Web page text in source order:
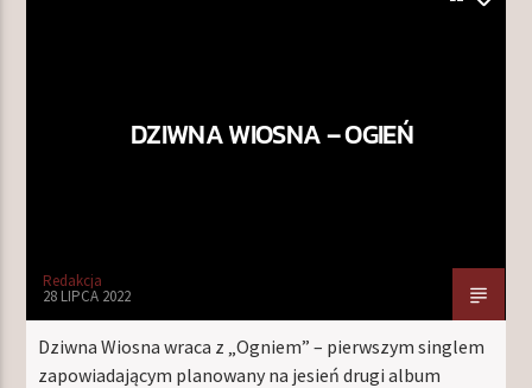
DZIWNA WIOSNA – OGIEŃ
Redakcja
28 LIPCA 2022
Dziwna Wiosna wraca z „Ogniem” – pierwszym singlem
zapowiadającym planowany na jesień drugi album